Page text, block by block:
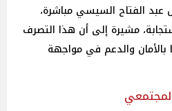
الفتاح السيسي مباشرة،
مشيرة إلى أن هذا التصرف
والدعم في مواجهة